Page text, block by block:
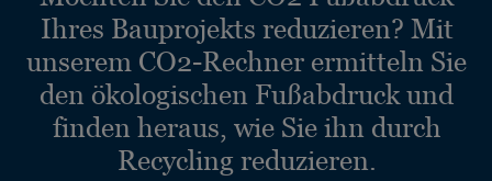
Ihres Bauprojekts reduzieren? Mit
unserem CO2-Rechner ermitteln Sie
den ökologischen Fußabdruck und
finden heraus, wie Sie ihn durch
Recycling reduzieren.